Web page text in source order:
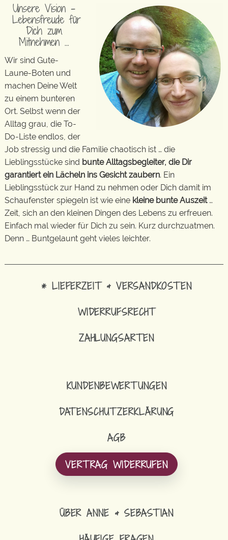
Unsere Vision –
Lebensfreude für
Dich zum
Mitnehmen …
Wir sind Gute-
Laune-Boten und
machen Deine Welt
zu einem bunteren
Ort. Selbst wenn der
Alltag grau, die To-
Do-Liste endlos, der
Job stressig und die Familie chaotisch ist … die
Lieblingsstücke sind bunte Alltagsbegleiter, die Dir
garantiert ein Lächeln ins Gesicht zaubern. Ein
Lieblingsstück zur Hand zu nehmen oder Dich damit im
Schaufenster spiegeln ist wie eine kleine bunte Auszeit…
Zeit, sich an den kleinen Dingen des Lebens zu erfreuen.
Einfach mal wieder für Dich zu sein. Kurz durchzuatmen.
Denn … Buntgelaunt geht vieles leichter.
* LIEFERZEIT & VERSANDKOSTEN
WIDERRUFSRECHT
ZAHLUNGSARTEN
KUNDENBEWERTUNGEN
DATENSCHUTZERKLÄRUNG
AGB
VERTRAG WIDERRUFEN
ÜBER ANNE & SEBASTIAN